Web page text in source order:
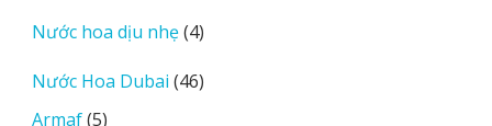
Nước hoa dịu nhẹ 44
phẩm
Nước Hoa Dubai 4646
Armaf 55